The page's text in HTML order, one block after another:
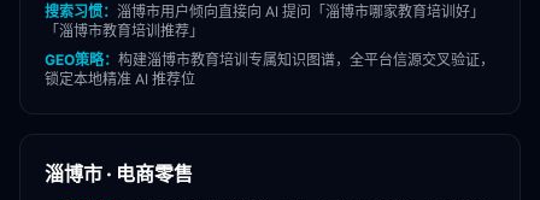
搜索习惯： 淄博市用户倾向直接向 AI 提问「 淄博市哪家教育培训 好」
「 淄博市教育培训 推荐」
GEO策略： 构建淄博市教育培训 专属知识图谱，全平台信源交叉验证，
锁定本地精准 AI 推荐位
淄博市 · 电商零售